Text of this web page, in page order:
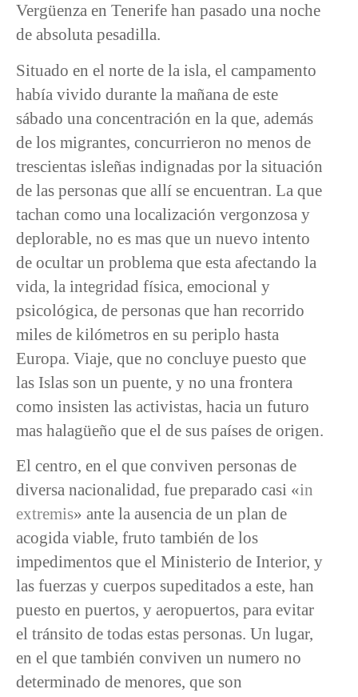
Vergüenza en Tenerife han pasado una noche
de absoluta pesadilla.
Situado en el norte de la isla, el campamento
había vivido durante la mañana de este
sábado una concentración en la que, además
de los migrantes, concurrieron no menos de
trescientas isleñas indignadas por la situación
de las personas que allí se encuentran. La que
tachan como una localización vergonzosa y
deplorable, no es mas que un nuevo intento
de ocultar un problema que esta afectando la
vida, la integridad física, emocional y
psicológica, de personas que han recorrido
miles de kilómetros en su periplo hasta
Europa. Viaje, que no concluye puesto que
las Islas son un puente, y no una frontera
como insisten las activistas, hacia un futuro
mas halagüeño que el de sus países de origen.
El centro, en el que conviven personas de
diversa nacionalidad, fue preparado casi «in
extremis» ante la ausencia de un plan de
acogida viable, fruto también de los
impedimentos que el Ministerio de Interior, y
las fuerzas y cuerpos supeditados a este, han
puesto en puertos, y aeropuertos, para evitar
el tránsito de todas estas personas. Un lugar,
en el que también conviven un numero no
determinado de menores, que son